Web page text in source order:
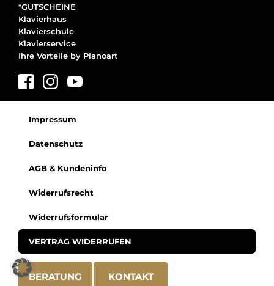
BERATUNG KONTAKT
*GUTSCHEINE
Klavierhaus
Klavierschule
Klavierservice
Ihre Vorteile by Pianoart
Impressum
Datenschutz
AGB & Kundeninfo
Widerrufsrecht
Widerrufsformular
VERTRAG WIDERRUFEN